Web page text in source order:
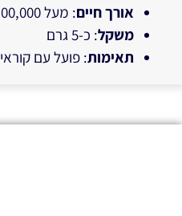
אורך חיים: מעל 100,000 קריאות
משקל: כ-5 גרם
תאימות: פועל עם קוראי RFID בתדר 125KHz